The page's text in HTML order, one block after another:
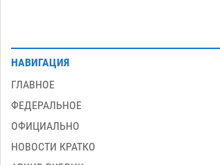
НАВИГАЦИЯ
ГЛАВНОЕ
ФЕДЕРАЛЬНОЕ
ОФИЦИАЛЬНО
НОВОСТИ КРАТКО